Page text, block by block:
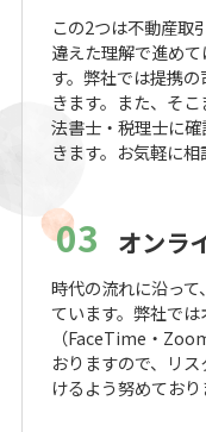
この2つは不動産取
違えた理解で進め
す。弊社では提携
きます。また、そ
法書士・税理士に
きます。お気軽に相
03 オンラ
時代の流れに沿っ
ています。弊社で
（FaceTime・
おりますので、リ
けるよう努めており